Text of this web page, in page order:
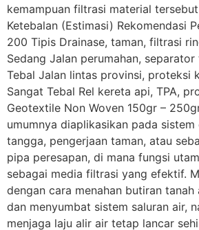
kemampuan filtrasi material
Ketebalan (Estimasi) Rekomendasi
200 Tipis Drainase, taman, filtrasi
Sedang Jalan perumahan,
Tebal Jalan lintas provinsi, proteksi
Sangat Tebal Rel kereta api, TPA,
Geotextile Non Woven 150gr –
umumnya diaplikasikan pada sistem
tangga, pengerjaan taman, atau
pipa peresapan, di mana fungsi
sebagai media filtrasi yang efektif.
dengan cara menahan butiran
dan menyumbat sistem saluran air,
menjaga laju alir air tetap lancar